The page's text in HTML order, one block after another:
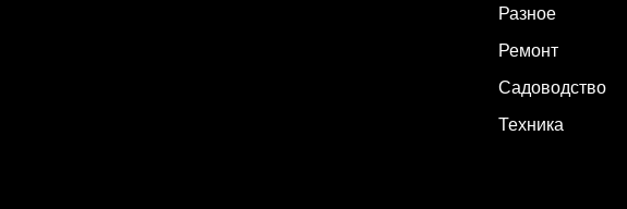
Разное
Ремонт
Садоводство
Техника